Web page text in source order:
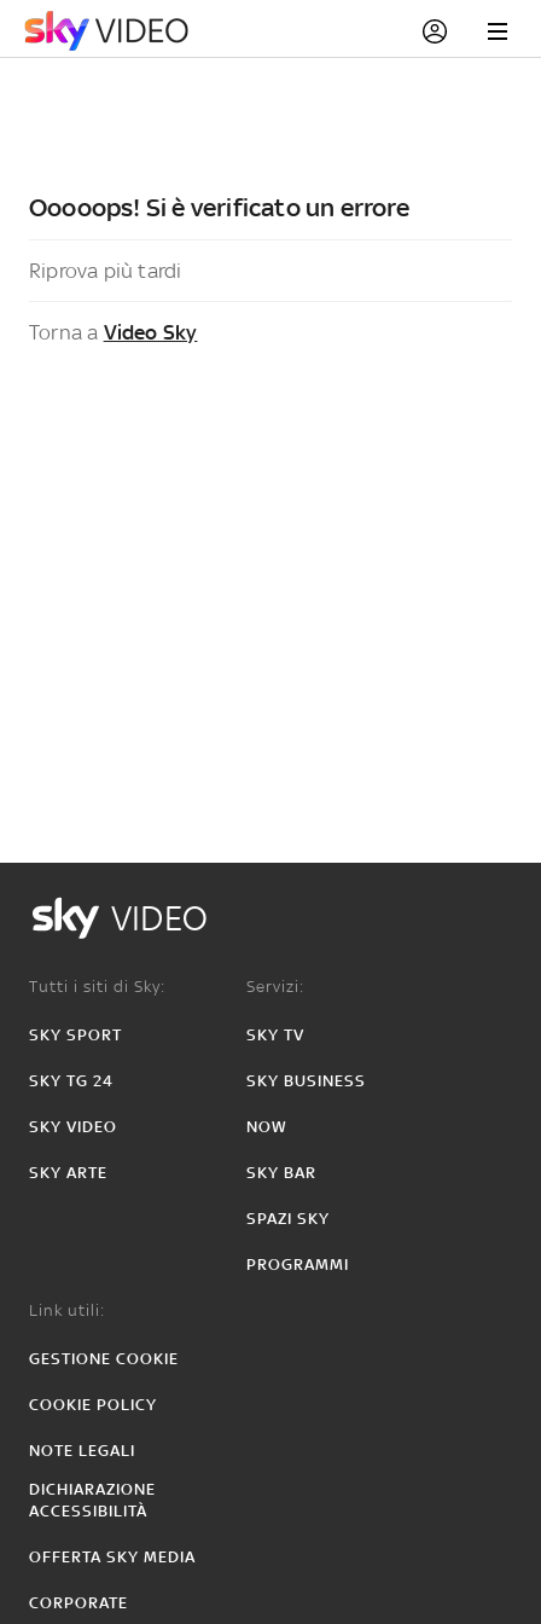
Ooooops! Si è verificato un errore
Riprova più tardi
Torna a Video Sky
VIDEO
Tutti i siti di Sky:
SKY SPORT
SKY TG 24
SKY VIDEO
SKY ARTE
Servizi:
SKY TV
SKY BUSINESS
NOW
SKY BAR
SPAZI SKY
PROGRAMMI
Link utili:
GESTIONE COOKIE
COOKIE POLICY
NOTE LEGALI
DICHIARAZIONE
ACCESSIBILITÀ
OFFERTA SKY MEDIA
CORPORATE